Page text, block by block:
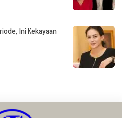
Ini Kekayaan